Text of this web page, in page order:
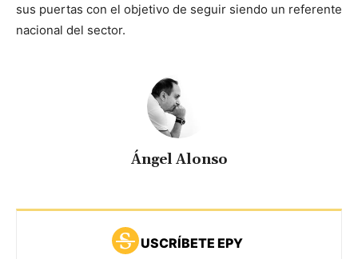
sus puertas con el objetivo de seguir siendo un referente
nacional del sector.
Ángel Alonso
USCRÍBETE EPY